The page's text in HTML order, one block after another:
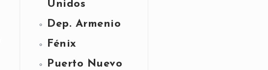
Unidos
Dep. Armenio
Fénix
Puerto Nuevo